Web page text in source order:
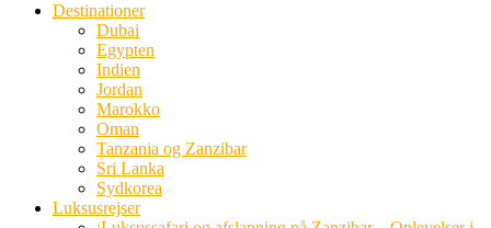
Destinationer
Dubai
Egypten
Indien
Jordan
Marokko
Oman
Tanzania og Zanzibar
Sri Lanka
Sydkorea
Luksusrejser